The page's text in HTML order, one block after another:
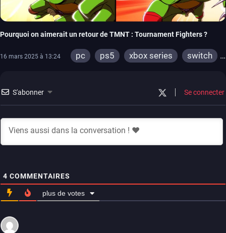
Pourquoi on aimerait un retour de TMNT : Tournament Fighters ?
16 mars 2025 à 13:24 pc ps5 xbox series
switch
S'abonner Se connecter
4 COMMENTAIRES
plus de votes